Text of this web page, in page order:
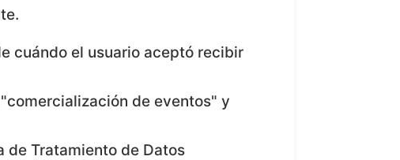
cuándo el usuario aceptó recibir
de eventos" y
de Tratamiento de Datos